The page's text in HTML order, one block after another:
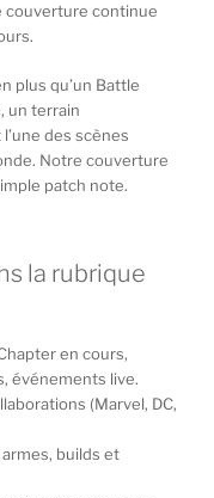
couverture continue
plus qu’un Battle
un terrain
des scènes
Notre couverture
patch note.
la rubrique
en cours,
événements live.
(Marvel, DC,
builds et